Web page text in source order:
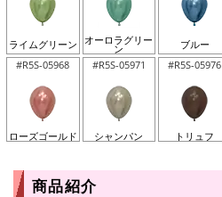
ライムグリーン オーロラグリー
ン ブルー
#R5S-05968
ローズゴールド
#R5S-05971
シャンパン
#R5S-05976
トリュフ
商品紹介